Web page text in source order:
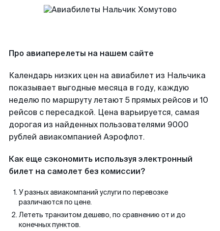
Про авиаперелеты на нашем сайте
Календарь низких цен на авиабилет из Нальчика
показывает выгодные месяца в году, каждую
неделю по маршруту летают 5 прямых рейсов и 10
рейсов с пересадкой. Цена варьируется, самая
дорогая из найденных пользователями 9000
рублей авиакомпанией Аэрофлот.
Как еще сэкономить используя электронный
билет на самолет без комиссии?
У разных авиакомпаний услуги по перевозке
различаются по цене.
Лететь транзитом дешево, по сравнению от и до
конечных пунктов.